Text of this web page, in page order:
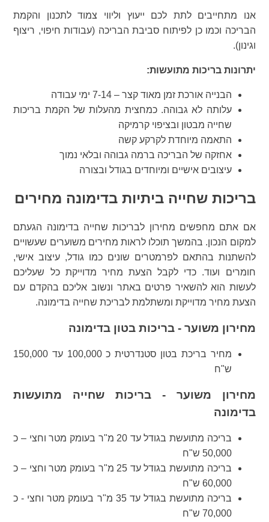
אנו מתחייבים לתת לכם ייעוץ וליווי צמוד לתכנון והקמת
הבריכה וכמו כן לפיתוח סביבת הבריכה (עבודות חיפוי, ריצוף
וגינון).
יתרונות בריכות מתועשות:
הבנייה אורכת זמן מאוד קצר – 7-14 ימי עבודה
עלותה לא גבוהה. כמחצית מהעלות של הקמת בריכות
שחייה מבטון ובציפוי קרמיקה
התאמה מיוחדת לקרקע קשה
אחזקה של הבריכה ברמה גבוהה ובלאי נמוך
עיצובים אישיים ומיוחדים בגודל ובצורה
בריכות שחייה ביתיות בדימונה מחירים
אם אתם מחפשים מחירון לבריכות שחייה בדימונה הגעתם
למקום הנכון. בהמשך תוכלו לראות מחירים משוערים שעשויים
להשתנות בהתאם לפרמטרים שונים כמו גודל, עיצוב אישי,
חומרים ועוד. כדי לקבל הצעת מחיר מדוייקת כל שעליכם
לעשות הוא להשאיר פרטים באתר ונשוב אליכם בהקדם עם
הצעת מחיר מדוייקת ומשתלמת לבריכת שחייה בדימונה.
מחירון משוער - בריכות בטון בדימונה
מחיר בריכת בטון סטנדרטית כ 100,000 עד 150,000
ש"ח
מחירון משוער - בריכות שחייה מתועשות
בדימונה
בריכה מתועשת בגודל עד 20 מ"ר בעומק מטר וחצי – כ
50,000 ש"ח
בריכה מתועשת בגודל עד 25 מ"ר בעומק מטר וחצי – כ
60,000 ש"ח
בריכה מתועשת בגודל עד 35 מ"ר בעומק מטר וחצי - כ
70,000 ש"ח